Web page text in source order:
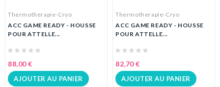
Thermotherapie-Cryo
ACC GAME READY - HOUSSE
POUR ATTELLE...
88,00 €
AJOUTER AU PANIER
Thermotherapie-Cryo
ACC GAME READY - HOUSSE
POUR ATTELLE...
82,70 €
AJOUTER AU PANIER